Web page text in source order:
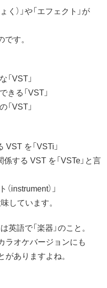
）」や「エフェクト」が
す。
VST」
る「VST」
VST」
を「VSTi」
する VST を「VSTe」と言
instrument）」
味しています。
英語で「楽器」のこと。
ラオケバージョンにも
がありますよね。